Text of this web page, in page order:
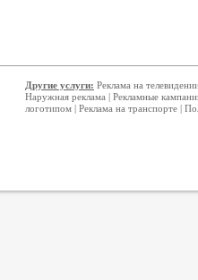
Другие услуги: Реклама на
Наружная реклама | Рекламные
логотипом | Реклама на транспорте |